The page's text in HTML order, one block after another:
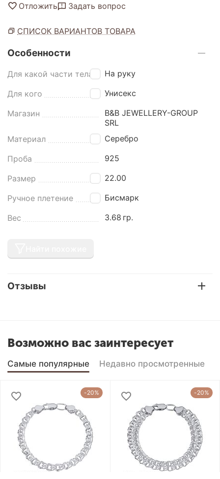
Отложить Задать вопрос
СПИСОК ВАРИАНТОВ ТОВАРА
Особенности
Для какой части тела На руку
Для кого Унисекс
Магазин
B&B JEWELLERY-GROUP
SRL
Материал
Серебро
Проба 925
Размер 22.00
Ручное плетение Бисмарк
Вес 3.68 гр.
Отзывы
Возможно вас заинтересует
Самые популярные Недавно просмотренные
-20% -20%